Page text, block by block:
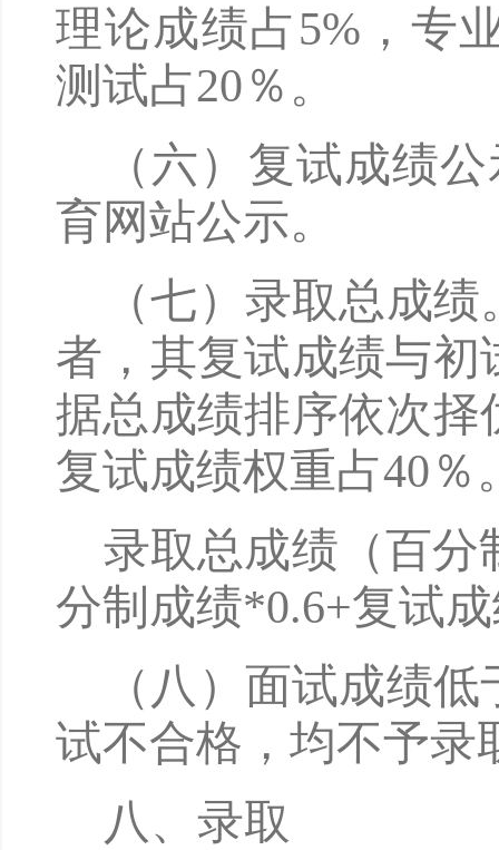
理论成绩占5%，专
测试占20％。
（六）复试成绩
育网站公示。
（七）录取总成
者，其复试成绩与
据总成绩排序依次择
复试成绩权重占40％
录取总成绩（百分
分制成绩*0.6+复试
（八）面试成绩低
试不合格，均不予录
八、录取